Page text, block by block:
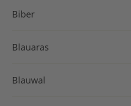
Biber
Blauaras
Blauwal